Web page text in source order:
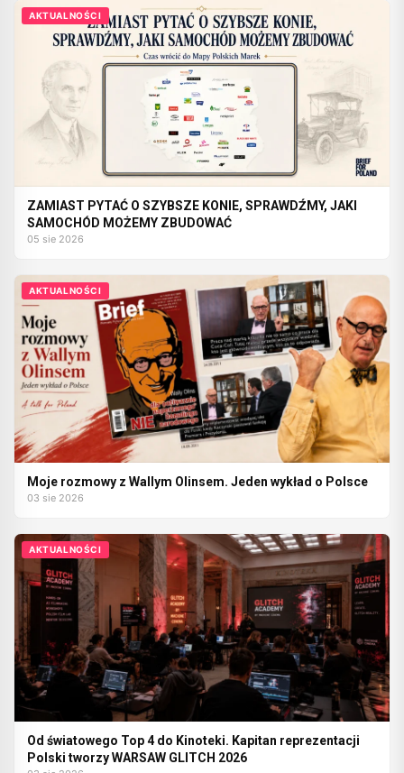
AKTUALNOŚCI
ZAMIAST PYTAĆ O SZYBSZE KONIE, SPRAWDŹMY, JAKI
SAMOCHÓD MOŻEMY ZBUDOWAĆ
05 sie 2026
AKTUALNOŚCI
Moje rozmowy z Wallym Olinsem. Jeden wykład o Polsce
03 sie 2026
AKTUALNOŚCI
Od światowego Top 4 do Kinoteki. Kapitan reprezentacji
Polski tworzy WARSAW GLITCH 2026